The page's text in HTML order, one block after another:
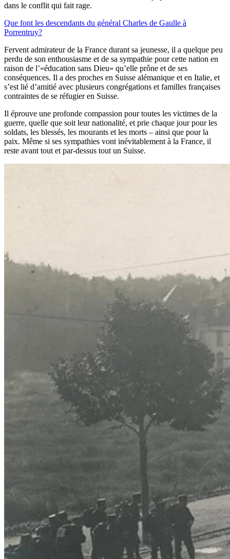
dans le conflit qui fait rage.
Que font les descendants du général Charles de Gaulle à
Porrentruy?
Fervent admirateur de la France durant sa jeunesse, il a quelque peu
perdu de son enthousiasme et de sa sympathie pour cette nation en
raison de l’«éducation sans Dieu» qu’elle prône et de ses
conséquences. Il a des proches en Suisse alémanique et en Italie, et
s’est lié d’amitié avec plusieurs congrégations et familles françaises
contraintes de se réfugier en Suisse.
Il éprouve une profonde compassion pour toutes les victimes de la
guerre, quelle que soit leur nationalité, et prie chaque jour pour les
soldats, les blessés, les mourants et les morts – ainsi que pour la
paix. Même si ses sympathies vont inévitablement à la France, il
reste avant tout et par-dessus tout un Suisse.